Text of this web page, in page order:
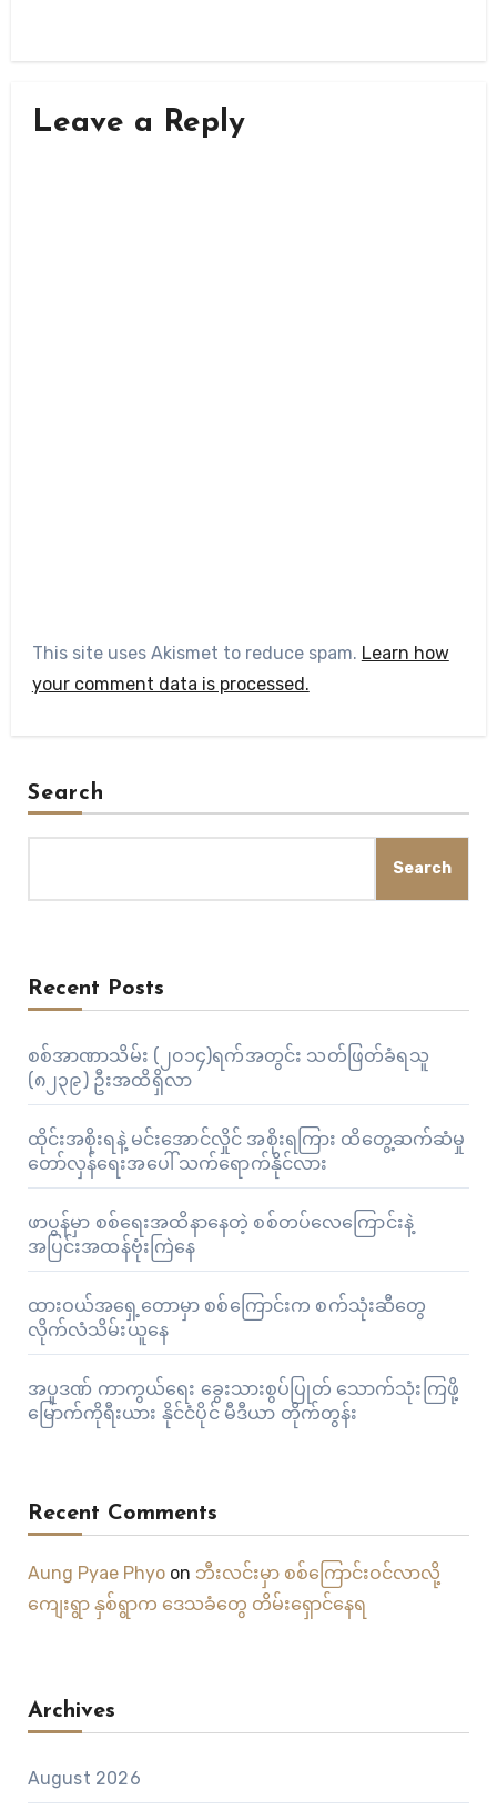
Leave a Reply
This site uses Akismet to reduce spam. Learn how
your comment data is processed.
Search
Search
Recent Posts
စစ်အာဏာသိမ်း (၂၀၁၄)ရက်အတွင်း သတ်ဖြတ်ခံရသူ
(၈၂၃၉) ဦးအထိရှိလာ
ထိုင်းအစိုးရနဲ့ မင်းအောင်လှိုင် အစိုးရကြား ထိတွေ့ဆက်ဆံမှု
တော်လှန်ရေးအပေါ် သက်ရောက်နိုင်လား
ဖာပွန်မှာ စစ်ရေးအထိနာနေတဲ့ စစ်တပ်လေကြောင်းနဲ့
အပြင်းအထန်ဗုံးကြဲနေ
ထားဝယ်အရှေ့တောမှာ စစ်ကြောင်းက စက်သုံးဆီတွေ
လိုက်လံသိမ်းယူနေ
အပူဒဏ် ကာကွယ်ရေး ခွေးသားစွပ်ပြုတ် သောက်သုံးကြဖို့
မြောက်ကိုရီးယား နိုင်ငံပိုင် မီဒီယာ တိုက်တွန်း
Recent Comments
Aung Pyae Phyoon ဘီးလင်းမှာ စစ်ကြောင်းဝင်လာလို့
ကျေးရွာ နှစ်ရွာက ဒေသခံတွေ တိမ်းရှောင်နေရ
Archives
August 2026